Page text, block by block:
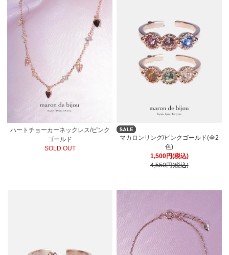
ハートチョーカーネックレス/ピンク
ゴールド
SOLD OUT
マカロンリング/ピンクゴールド(全2
色)
1,500円(税込)
4,550円(税込)